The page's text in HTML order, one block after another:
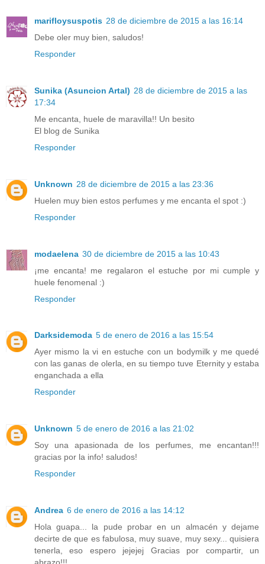
marifloysuspotis 28 de diciembre de 2015 a las 16:14
Debe oler muy bien, saludos!
Responder
Sunika (Asuncion Artal) 28 de diciembre de 2015 a las
17:34
Me encanta, huele de maravilla!! Un besito
El blog de Sunika
Responder
Unknown 28 de diciembre de 2015 a las 23:36
Huelen muy bien estos perfumes y me encanta el spot :)
Responder
modaelena 30 de diciembre de 2015 a las 10:43
¡me encanta! me regalaron el estuche por mi cumple y
huele fenomenal :)
Responder
Darksidemoda 5 de enero de 2016 a las 15:54
Ayer mismo la vi en estuche con un bodymilk y me quedé
con las ganas de olerla, en su tiempo tuve Eternity y estaba
enganchada a ella
Responder
Unknown 5 de enero de 2016 a las 21:02
Soy una apasionada de los perfumes, me encantan!!!
gracias por la info! saludos!
Responder
Andrea 6 de enero de 2016 a las 14:12
Hola guapa... la pude probar en un almacén y dejame
decirte de que es fabulosa, muy suave, muy sexy... quisiera
tenerla, eso espero jejejej Gracias por compartir, un